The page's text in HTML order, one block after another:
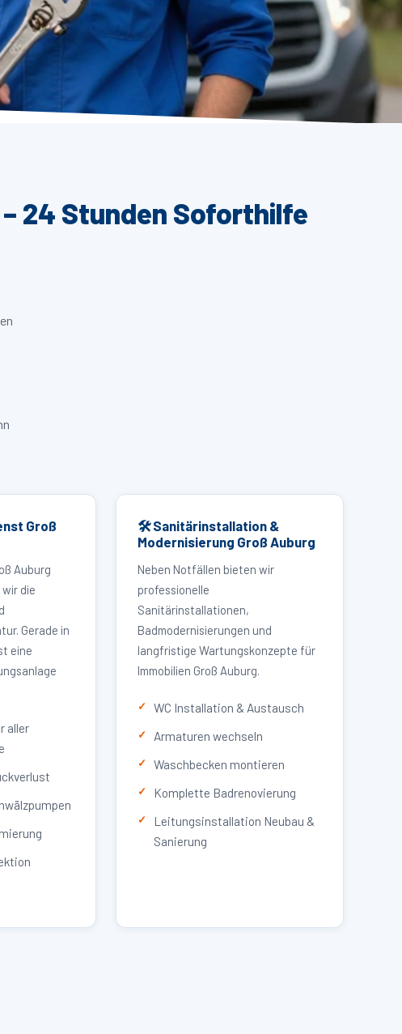
24 Stunden Soforthilfe
Groß
Auburg
die
Gerade in
eine
aller
🛠 Sanitärinstallation &
Modernisierung Groß Auburg
Neben Notfällen bieten wir
professionelle
Sanitärinstallationen,
Badmodernisierungen und
langfristige Wartungskonzepte für
Immobilien Groß Auburg.
WC Installation & Austausch
Armaturen wechseln
Waschbecken montieren
Komplette Badrenovierung
Leitungsinstallation Neubau &
Sanierung